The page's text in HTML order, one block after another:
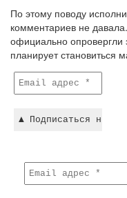
По этому поводу
комментариев не
официально опровергли
планирует становиться